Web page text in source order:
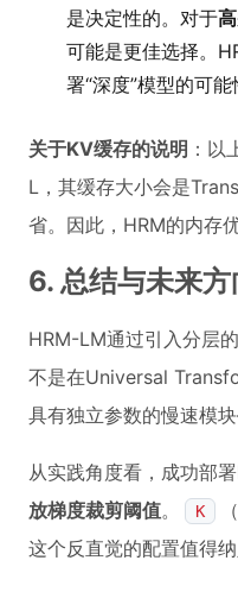
是决定性的。对于
可能是更佳选择。
署“深度”模型的可能
关于KV缓存的说明 ：
L，其缓存大小会是
省。因此，HRM的内存
6. 总结与未来方
HRM-LM通过引入分层
不是在Universal
具有独立参数的慢速模
从实践角度看，成功部
放梯度裁剪阈值。 K
这个反直觉的配置值得